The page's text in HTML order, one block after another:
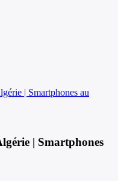
| Smartphones au
| Smartphones